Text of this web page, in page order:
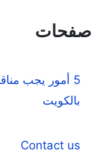
صفحات
5 أمور يجب
بالكويت
Contact us